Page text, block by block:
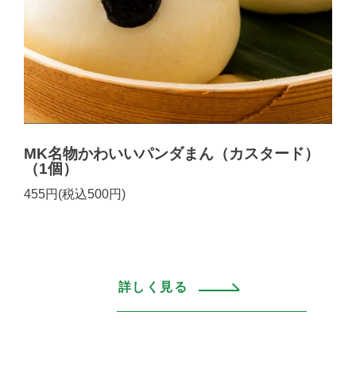
MK名物かわいいパンダまん（カスタード）
（1個）
455円(税込500円)
詳しく見る